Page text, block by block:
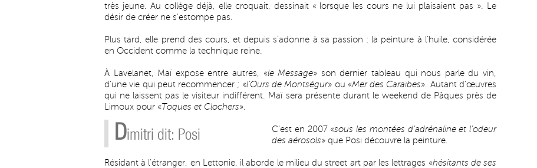
très jeune. Au collège déjà, elle croquait, dessinait « lorsque les cours ne lui plaisaient pas ». Le
désir de créer ne s’estompe pas.
Plus tard, elle prend des cours, et depuis s’adonne à sa passion : la peinture à l’huile, considérée
en Occident comme la technique reine.
À Lavelanet, Maï expose entre autres, «le Message» son dernier tableau qui nous parle du vin,
d’une vie qui peut recommencer ; «l’Ours de Montségur» ou «Mer des Caraïbes». Autant d’œuvres
qui ne laissent pas le visiteur indifférent. Maï sera présente durant le weekend de Pâques près de
Limoux pour «Toques et Clochers».
Dimitri dit: Posi C’est en 2007 «sous les montées d’adrénaline et l’odeur
des aérosols» que Posi découvre la peinture.
Résidant à l’étranger, en Lettonie, il aborde le milieu du street art par les lettrages «hésitants de ses